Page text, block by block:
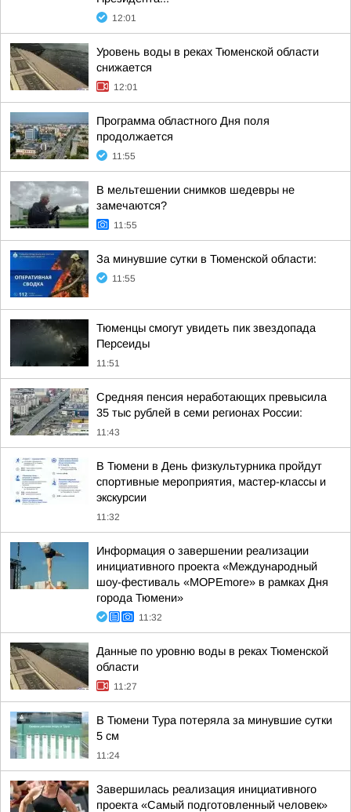
12:01
Уровень воды в реках Тюменской области
снижается
12:01
Программа областного Дня поля
продолжается
11:55
В мельтешении снимков шедевры не
замечаются?
11:55
За минувшие сутки в Тюменской области:
11:55
Тюменцы смогут увидеть пик звездопада
Персеиды
11:51
Средняя пенсия неработающих превысила
35 тыс рублей в семи регионах России:
11:43
В Тюмени в День физкультурника пройдут
спортивные мероприятия, мастер-классы и
экскурсии
11:32
Информация о завершении реализации
инициативного проекта «Международный
шоу-фестиваль «МОРЕmore» в рамках Дня
города Тюмени»
11:32
Данные по уровню воды в реках Тюменской
области
11:27
В Тюмени Тура потеряла за минувшие сутки
5 см
11:24
Завершилась реализация инициативного
проекта «Самый подготовленный человек»